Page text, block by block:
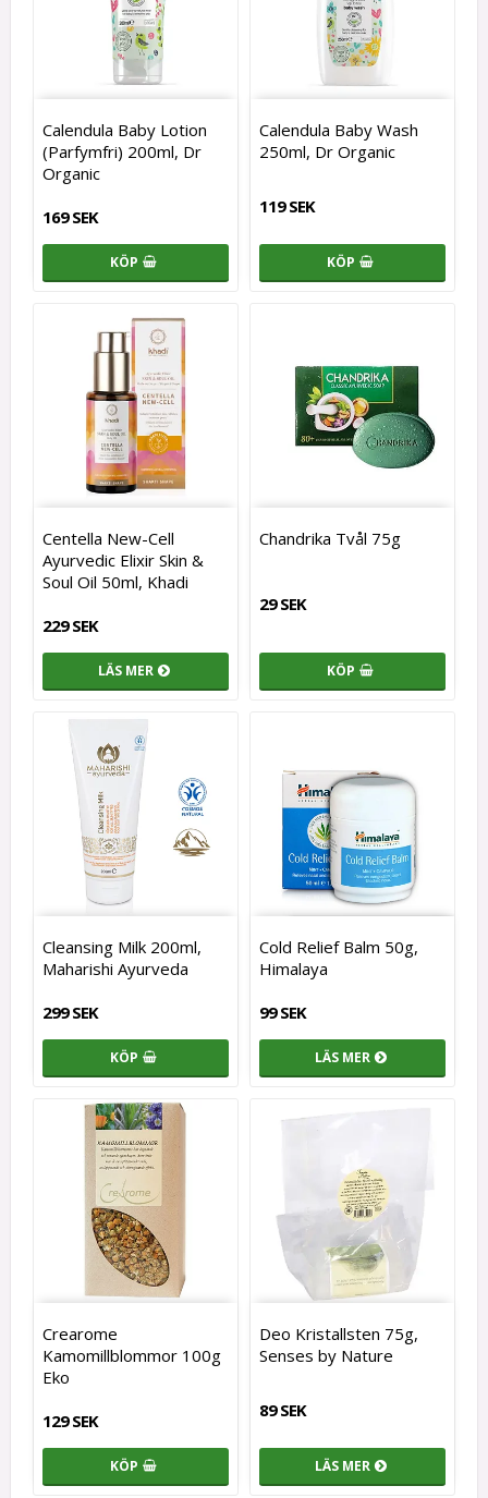
Calendula Baby Lotion
(Parfymfri) 200ml, Dr
Organic
169 SEK
KÖP
Calendula Baby Wash
250ml, Dr Organic
119 SEK
KÖP
Centella New-Cell
Ayurvedic Elixir Skin &
Soul Oil 50ml, Khadi
229 SEK
LÄS MER
Chandrika Tvål 75g
29 SEK
KÖP
Cleansing Milk 200ml,
Maharishi Ayurveda
299 SEK
KÖP
Cold Relief Balm 50g,
Himalaya
99 SEK
LÄS MER
Crearome
Kamomillblommor 100g
Eko
129 SEK
KÖP
Deo Kristallsten 75g,
Senses by Nature
89 SEK
LÄS MER